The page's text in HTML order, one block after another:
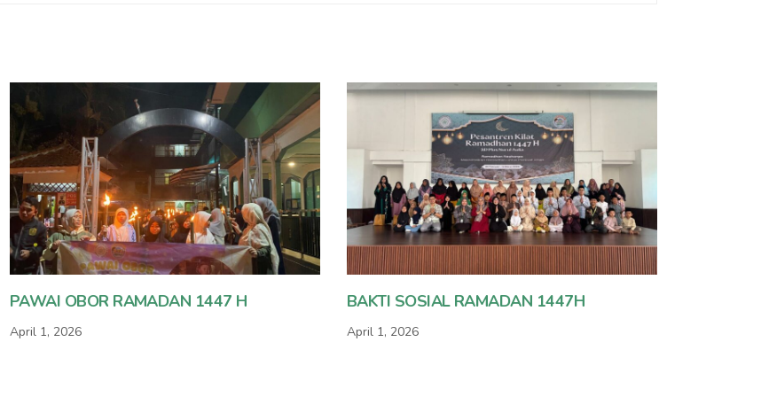
PAWAI OBOR RAMADAN 1447 H
April 1, 2026
BAKTI SOSIAL RAMADAN 1447H
April 1, 2026